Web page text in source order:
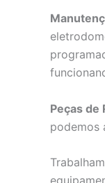
Peças de
podemos